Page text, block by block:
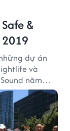
&
2019
dự án
và
năm
& Sound là tổ
động trong
trợ gia đình
em.